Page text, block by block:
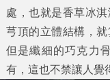
處，也就是香草冰
芎頂的立體結構，
但是纖細的巧克力
有，這也不禁讓人覺